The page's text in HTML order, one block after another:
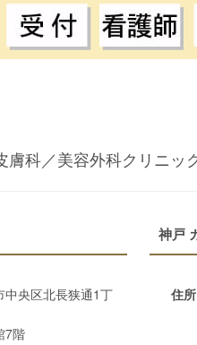
膚科／美容外科クリニッ
中央区北長狭通1丁
7階
神戸
住所